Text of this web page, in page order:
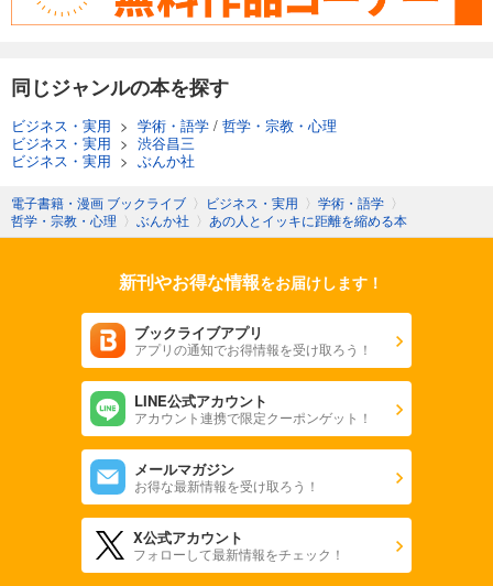
同じジャンルの本を探す
ビジネス・実用 > 学術・語学 / 哲学・宗教・心理
ビジネス・実用 > 渋谷昌三
ビジネス・実用 > ぶんか社
電子書籍・漫画 ブックライブ 〉 ビジネス・実用 〉 学術・語学 〉
哲学・宗教・心理 〉 ぶんか社 〉 あの人とイッキに距離を縮める本
新刊やお得な情報をお届けします！
ブックライブアプリ
アプリの通知でお得情報を受け取ろう！
LINE公式アカウント
アカウント連携で限定クーポンゲット！
メールマガジン
お得な最新情報を受け取ろう！
X公式アカウント
フォローして最新情報をチェック！